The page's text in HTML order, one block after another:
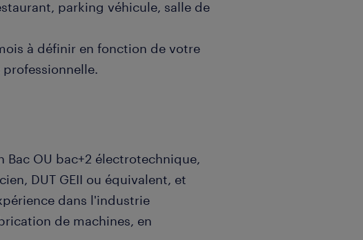
parking véhicule, salle de
à définir en fonction de votre
Bac OU bac+2 électrotechnique,
DUT GEII ou équivalent, et
dans l'industrie
de machines, en